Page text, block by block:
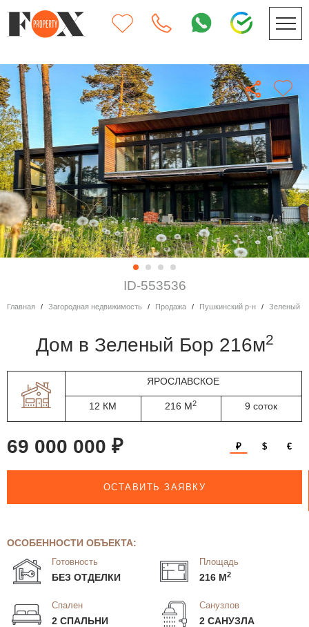
ID-553536
Главная Загородная недвижимость Продажа Пушкинский р-н Зеленый
дом в Зеленый Бор 216м2
ЯРОСЛАВСКОЕ
12 КМ 216 М2 9 соток
69 000 000 ₽ ₽ $ €
ОСТАВИТЬ ЗАЯВКУ
ОСОБЕННОСТИ ОБЪЕКТА:
Готовность
БЕЗ ОТДЕЛКИ
Площадь
216 М2
Спален
2 СПАЛЬНИ
Санузлов
2 САНУЗЛА